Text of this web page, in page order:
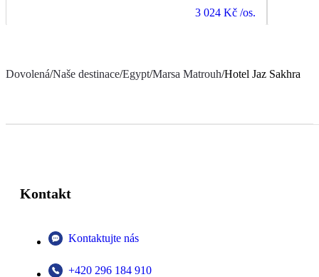
3 024 Kč /os.
Dovolená/Naše destinace/Egypt/Marsa Matrouh/Hotel Jaz Sakhra
Kontakt
Kontaktujte nás
+420 296 184 910